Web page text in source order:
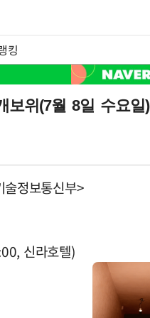
킹
보위(7월 8일 수요일)
술정보통신부>
신라호텔)